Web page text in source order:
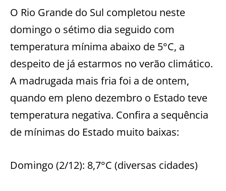
O Rio Grande do Sul completou neste
domingo o sétimo dia seguido com
temperatura mínima abaixo de 5°C, a
despeito de já estarmos no verão climático.
A madrugada mais fria foi a de ontem,
quando em pleno dezembro o Estado teve
temperatura negativa. Confira a sequência
de mínimas do Estado muito baixas:
Domingo (2/12): 8,7°C (diversas cidades)